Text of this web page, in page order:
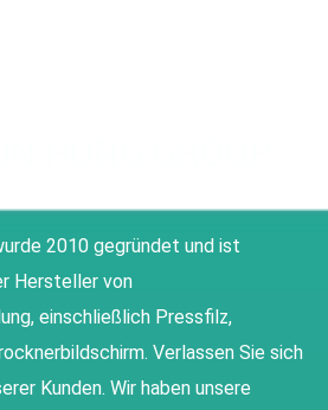
2010 gegründet und ist
Hersteller von
einschließlich Pressfilz,
Verlassen Sie sich
Kunden. Wir haben unsere